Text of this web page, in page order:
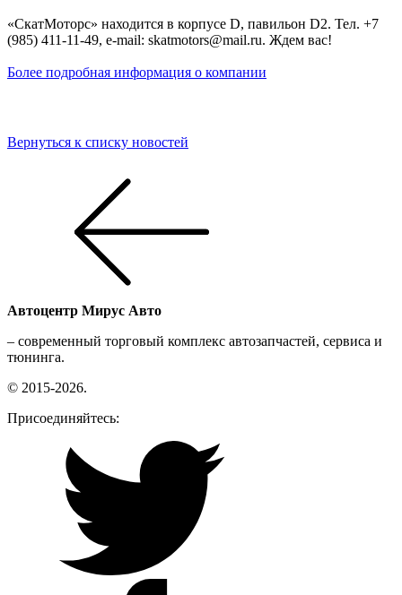
«СкатМоторс» находится в корпусе D, павильон D2. Тел. +7
(985) 411-11-49, e-mail: skatmotors@mail.ru. Ждем вас!
Более подробная информация о компании
Вернуться к списку новостей
Автоцентр Мирус Авто
– современный торговый комплекс автозапчастей, сервиса и
тюнинга.
© 2015-2026.
Присоединяйтесь: